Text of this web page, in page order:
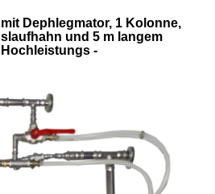
Dephlegmator, 1 Kolonne,
und 5 m langem
-